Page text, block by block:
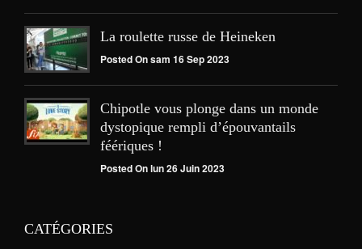
La roulette russe de Heineken
Posted On sam 16 Sep 2023
Chipotle vous plonge dans un monde
dystopique rempli d’épouvantails
féériques !
Posted On lun 26 Juin 2023
CATÉGORIES